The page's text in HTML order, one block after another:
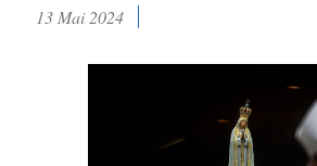
13 Mai 2024